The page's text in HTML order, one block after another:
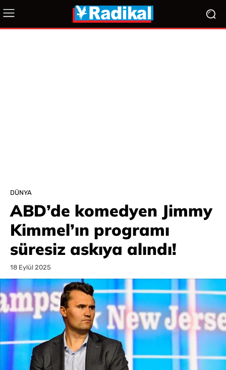
DÜNYA
ABD’de komedyen Jimmy
Kimmel’ın programı
süresiz askıya alındı!
18 Eylül 2025